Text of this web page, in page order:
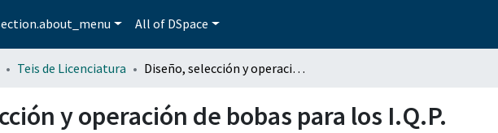
All of DSpace
Teis de Licenciatura Diseño, selección y operación de bobas para los I.Q.P.
y operación de bobas para los I.Q.P.